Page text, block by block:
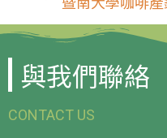
與我們聯絡
CONTACT US